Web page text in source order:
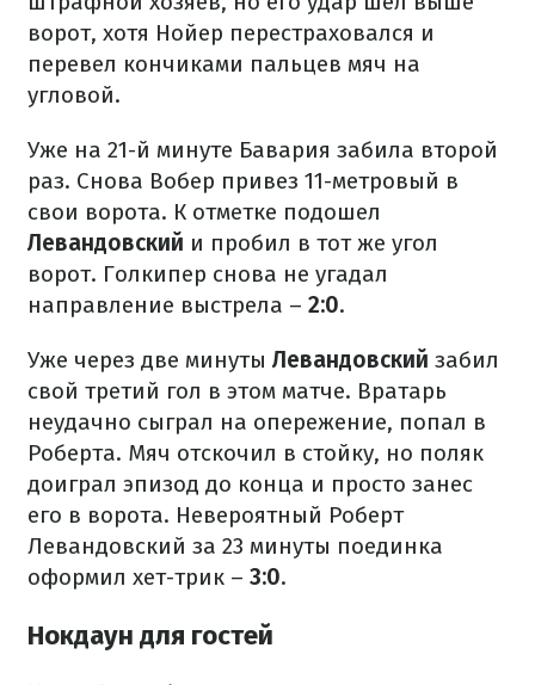
ворот, хотя Нойер перестраховался и
перевел кончиками пальцев мяч на
угловой.
Уже на 21-й минуте Бавария забила второй
раз. Снова Вобер привез 11-метровый в
свои ворота. К отметке подошел
Левандовский и пробил в тот же угол
ворот. Голкипер снова не угадал
направление выстрела – 2:0.
Уже через две минуты Левандовский забил
свой третий гол в этом матче. Вратарь
неудачно сыграл на опережение, попал в
Роберта. Мяч отскочил в стойку, но поляк
доиграл эпизод до конца и просто занес
его в ворота. Невероятный Роберт
Левандовский за 23 минуты поединка
оформил хет-трик – 3:0.
Нокдаун для гостей